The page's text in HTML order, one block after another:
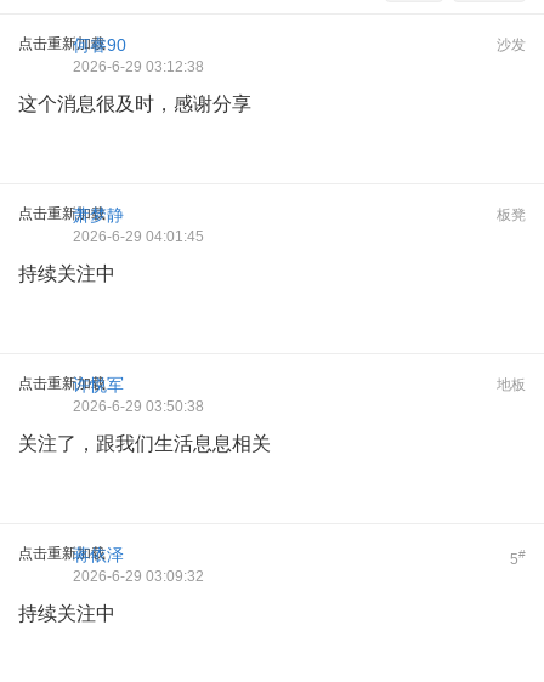
点击重新加载 沙发
何睿90
2026-6-29 03:12:38
这个消息很及时，感谢分享
点击重新加载 板凳
萧梦静
2026-6-29 04:01:45
持续关注中
点击重新加载 地板
许悦军
2026-6-29 03:50:38
关注了，跟我们生活息息相关
点击重新加载 5#
蒋依泽
2026-6-29 03:09:32
持续关注中